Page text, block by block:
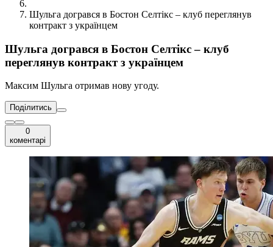
Шульга догрався в Бостон Селтікс – клуб переглянув
контракт з українцем
Шульга догрався в Бостон Селтікс – клуб
переглянув контракт з українцем
Максим Шульга отримав нову угоду.
Поділитись
0
коментарі